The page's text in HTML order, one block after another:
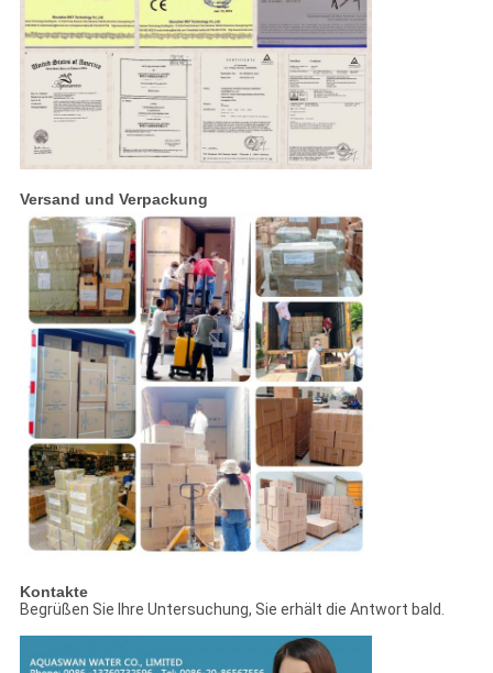
Versand und Verpackung
Kontakte
Begrüßen Sie Ihre Untersuchung, Sie erhält die Antwort bald.